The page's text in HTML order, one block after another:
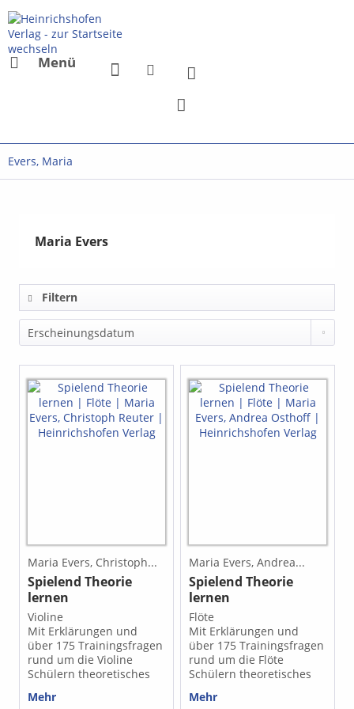
Menü
Evers, Maria
Maria Evers
Filtern
Maria Evers, Christoph...
Spielend Theorie
lernen
Violine
Mit Erklärungen und
über 175 Trainingsfragen
rund um die Violine
Schülern theoretisches
keine leichte Aufgabe.
Mehr
Maria Evers, Andrea...
Spielend Theorie
lernen
Flöte
Mit Erklärungen und
über 175 Trainingsfragen
rund um die Flöte
Schülern theoretisches
keine leichte Aufgabe.
Mehr